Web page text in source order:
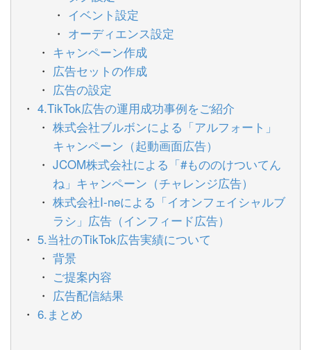
イベント設定
オーディエンス設定
キャンペーン作成
広告セットの作成
広告の設定
4.TikTok広告の運用成功事例をご紹介
株式会社ブルボンによる「アルフォート」
キャンペーン（起動画面広告）
JCOM株式会社による「#もののけついてん
ね」キャンペーン（チャレンジ広告）
株式会社I-neによる「イオンフェイシャルブ
ラシ」広告（インフィード広告）
5.当社のTikTok広告実績について
背景
ご提案内容
広告配信結果
6.まとめ